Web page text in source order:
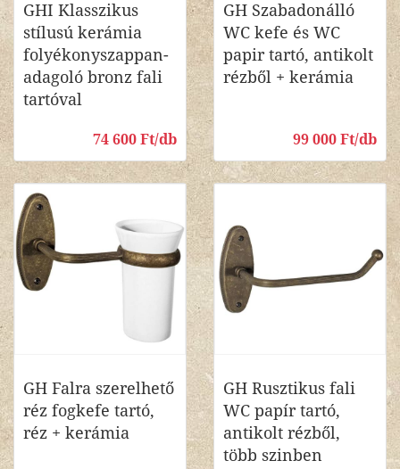
GHI Klasszikus
stílusú kerámia
folyékonyszappan-
adagoló bronz fali
tartóval
74 600 Ft/db
GH Szabadonálló
WC kefe és WC
papir tartó, antikolt
rézből + kerámia
99 000 Ft/db
GH Falra szerelhető
réz fogkefe tartó,
réz + kerámia
GH Rusztikus fali
WC papír tartó,
antikolt rézből,
több szinben